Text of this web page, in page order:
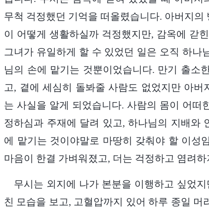
무척 걱정했던 기억을 떠올렸습니다. 아버지
이 어떻게 생활하실까 걱정했지만, 감옥에 갇
그녀가 유일하게 할 수 있었던 일은 오직 하나
님의 손에 맡기는 것뿐이었습니다. 만기 출소
고, 곁에 세심히 돌봐줄 사람도 없었지만 아
는 사실을 알게 되었습니다. 사람의 몸이 어떠
정하심과 주재에 달려 있고, 하나님의 지배와
에 맡기는 것이야말로 마땅히 갖춰야 할 이성
마음이 한결 가벼워졌고, 더는 걱정하고 염려
무시는 외지에 나가 본분을 이행하고 싶었
친 모습을 보고, 고혈압까지 있어 하루 종일